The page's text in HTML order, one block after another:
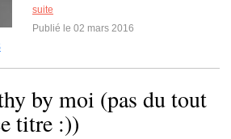
suite
Publié le 02 mars 2016
by moi (pas du tout
titre :))